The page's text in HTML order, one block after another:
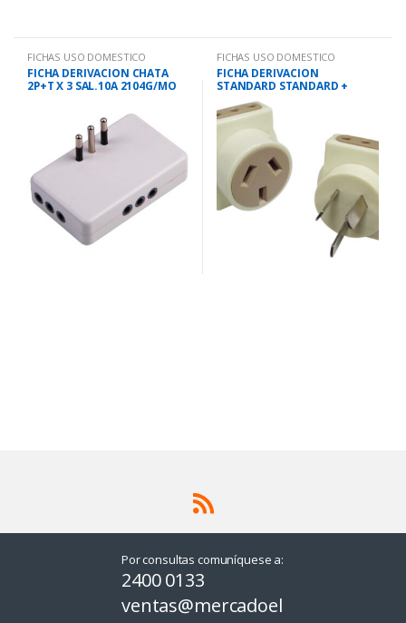
FICHAS USO DOMESTICO
FICHA DERIVACION CHATA
2P+T X 3 SAL.10A 2104G/MO
FICHAS USO DOMESTICO
FICHA DERIVACION
STANDARD STANDARD +
2MOD BETA 1290G
Por consultas comuníquese a:
2400 0133
ventas@mercadoel